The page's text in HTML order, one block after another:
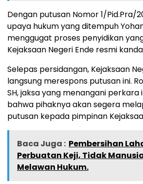
Dengan putusan Nomor 1/Pid.Pra/
upaya hukum yang ditempuh
menggugat proses penyidikan
Kejaksaan Negeri Ende resmi
Selepas persidangan, Kejaksaan
langsung merespons putusan ini.
SH, jaksa yang menangani perkara
bahwa pihaknya akan segera
putusan kepada pimpinan
Baca Juga : Pembersihan
Perbuatan Keji, Tidak
Melawan Hukum.